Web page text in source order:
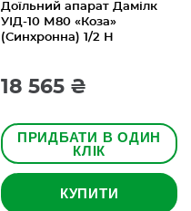
Доїльний апарат Дамілк
УІД-10 М80 «Коза»
(Синхронна) 1/2 Н
18 565 ₴
ПРИДБАТИ В ОДИН
КЛІК
КУПИТИ